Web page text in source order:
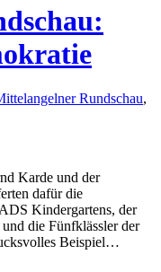
Rundschau,
Karde und der
dafür die
Kindergartens, der
die Fünfklässler der
Beispiel…